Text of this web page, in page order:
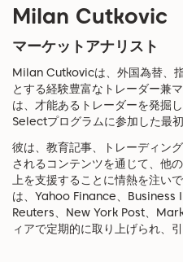
Milan Cutkovic
マーケットアナリスト
Milan Cutkovicは、外国為替、
とする経験豊富なトレーダー兼
は、才能あるトレーダーを発掘
Selectプログラムに参加した最
彼は、教育記事、トレーディン
されるコンテンツを通じて、他
上を支援することに情熱を注い
は、Yahoo Finance、Business
Reuters、New York Post、
ィアで定期的に取り上げられ、